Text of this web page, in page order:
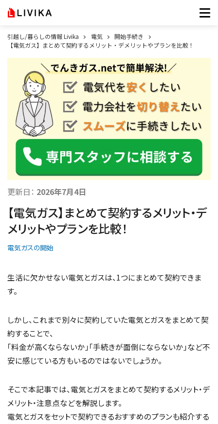
引越し/暮らしの情報 Livika 電気
開始手続き
【電気ガス】まとめて契約するメリット・デメリットやプランを比較！
更新日： 2026年7月4日
【電気ガス】まとめて契約するメリット・デ
メリットやプランを比較！
電気ガスの開始
生活に欠かせない電気とガスは、1つにまとめて契約できま
す。
しかし、これまで別々に契約していた電気とガスをまとめて契
約することで、
「料金が高くならないか」「手続きが面倒にならないか」など不
安に感じている方もいるのではないでしょうか。
そこで本記事では、電気とガスをまとめて契約するメリット・デ
メリット・注意点などを解説します。
電気とガスをセットで契約できるおすすめのプランも紹介する